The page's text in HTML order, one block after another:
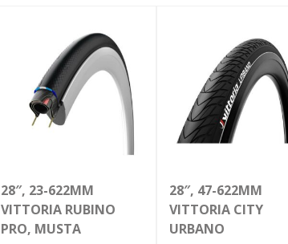
28″, 23-622MM
VITTORIA RUBINO
PRO, MUSTA
28″, 47-622MM
VITTORIA CITY
URBANO